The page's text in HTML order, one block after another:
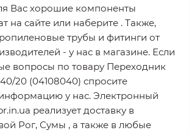
Вас хорошие компоненты
на сайте или наберите . Также,
трубы и фитинги от
- у нас в магазине. Если
вопросы по товару Переходник
20 (04108040) спросите
у нас. Электронный
реализует доставку в
Рог, Сумы , а также в любые